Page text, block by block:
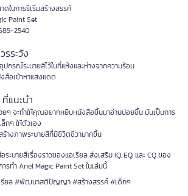
ดในการริเริ่มสร้างสรรค์
Paint Set
2540
รระวัง
ปกรณ์ระบายสีไว้ในที่แห้งและห่างจากความร้อน
สือเข้าหาแสงแดด
แนะนำ
ๆ จะทำให้คุณอยากหยิบหนังสือขึ้นมาอ่านบ่อยขึ้น มันเป็นการ
กๆ ให้ตัวเอง
างภาพระบายสีที่มีชีวิตชีวามากขึ้น
ะบายสีเรื่องราวของแอเรียล ส่งเสริม IQ, EQ, และ CQ ของ
รทำ Ariel Magic Paint Set ในเล่มนี้
รียล #พัฒนาสติปัญญา #สร้างสรรค์ #เด็กๆ